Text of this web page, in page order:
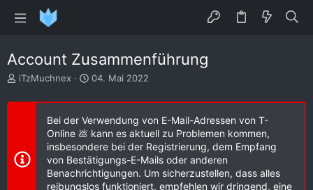
Account Zusammenführung
E
s
l
e
iTzMuchnex
E
s
e
l
l
t
a
04. Mai 2022
Bei der Verwendung von E-Mail-Adressen von T-
Online 💩 kann es aktuell zu Problemen kommen,
insbesondere bei der Registrierung, dem Empfang
von Bestätigungs-E-Mails oder anderen
Benachrichtigungen. Um sicherzustellen, dass alles
reibungslos funktioniert, empfehlen wir dringend, eine